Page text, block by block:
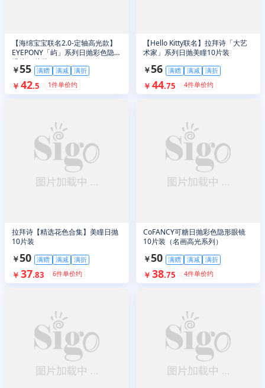
【海绵宝宝联名2.0-定轴高光款】
EYEPONY「屿」系列日抛彩色隐形
眼镜10片装
￥55 满赠 满减 满折
￥ 42.5 1件单价约
【Hello Kitty联名】拉拜诗「大艺
术家」系列日抛美瞳10片装
￥56 满赠 满减 满折
￥ 44.75 4件单价约
拉拜诗【精选花色合集】美瞳日抛
10片装
￥50 满赠 满减 满折
￥ 37.83 6件单价约
CoFANCY可糖日抛彩色隐形眼镜
10片装（名画高光系列）
￥50 满赠 满减 满折
￥ 38.75 4件单价约